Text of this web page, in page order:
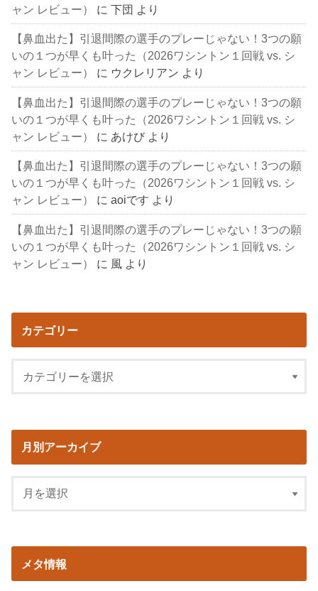
ャン レビュー） に下団 より
【鼻血出た】引退間際の選手のプレーじゃない！3つの願
いの１つが早くも叶った（2026ワシントン１回戦 vs. シ
ャン レビュー）
に ウクレリアン より
【鼻血出た】引退間際の選手のプレーじゃない！3つの願
いの１つが早くも叶った（2026ワシントン１回戦 vs. シ
ャン レビュー）
に あけび より
【鼻血出た】引退間際の選手のプレーじゃない！3つの願
いの１つが早くも叶った（2026ワシントン１回戦 vs. シ
ャン レビュー）
にaoiです より
【鼻血出た】引退間際の選手のプレーじゃない！3つの願
いの１つが早くも叶った（2026ワシントン１回戦 vs. シ
ャン レビュー）
に 風 より
カテゴリー
月別アーカイブ
メタ情報